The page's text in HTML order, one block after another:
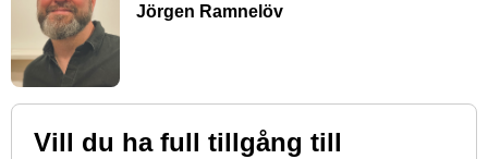
Jörgen Ramnelöv
Vill du ha full tillgång till